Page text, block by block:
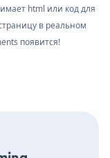
html или код для
в реальном
появится!